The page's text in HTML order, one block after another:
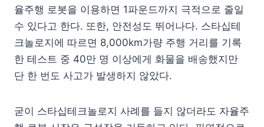
율주행 로봇을 이용하면 1파운드까지 극적으로 줄일
수 있다고 한다. 또한, 안전성도 뛰어나다. 스타십테
크놀로지에 따르면 8,000km가량 주행 거리를 기록
한 테스트 중 40만 명 이상에게 화물을 배송했지만
단 한 번도 사고가 발생하지 않았다.
굳이 스타십테크놀로지 사례를 들지 않더라도 자율주